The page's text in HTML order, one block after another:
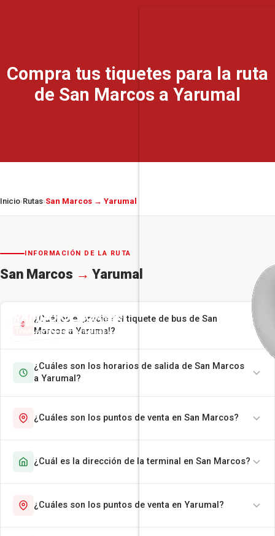
Compra tus tiquetes para la ruta
de San Marcos a Yarumal
Inicio›Rutas›San Marcos → Yarumal
INFORMACIÓN DE LA RUTA
San Marcos → Yarumal
¿Cuál es el precio del tiquete de bus de San
Marcos a Yarumal?
¿Cuáles son los horarios de salida de San Marcos
a Yarumal?
¿Cuáles son los puntos de venta en San Marcos?
¿Cuál es la dirección de la terminal en San Marcos?
¿Cuáles son los puntos de venta en Yarumal?